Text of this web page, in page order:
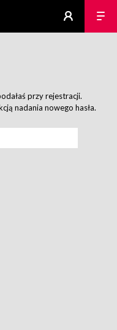
przy rejestracji.
nadania nowego hasła.